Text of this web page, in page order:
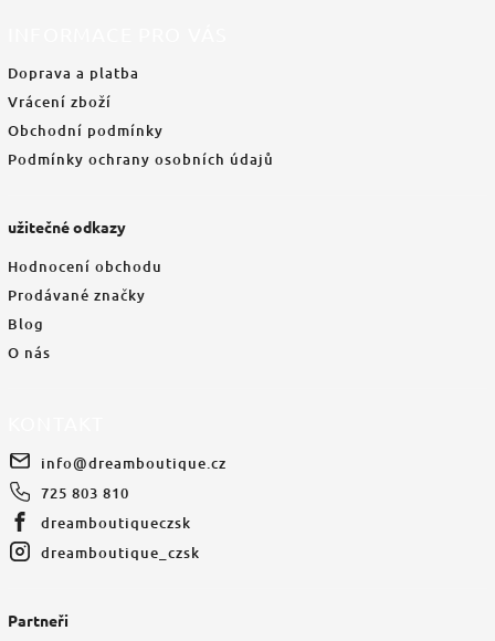
Doprava a platba
Vrácení zboží
Obchodní podmínky
Podmínky ochrany osobních údajů
užitečné odkazy
Hodnocení obchodu
Prodávané značky
Blog
O nás
info@dreamboutique.cz
725 803 810
dreamboutiqueczsk
dreamboutique_czsk
Partneři